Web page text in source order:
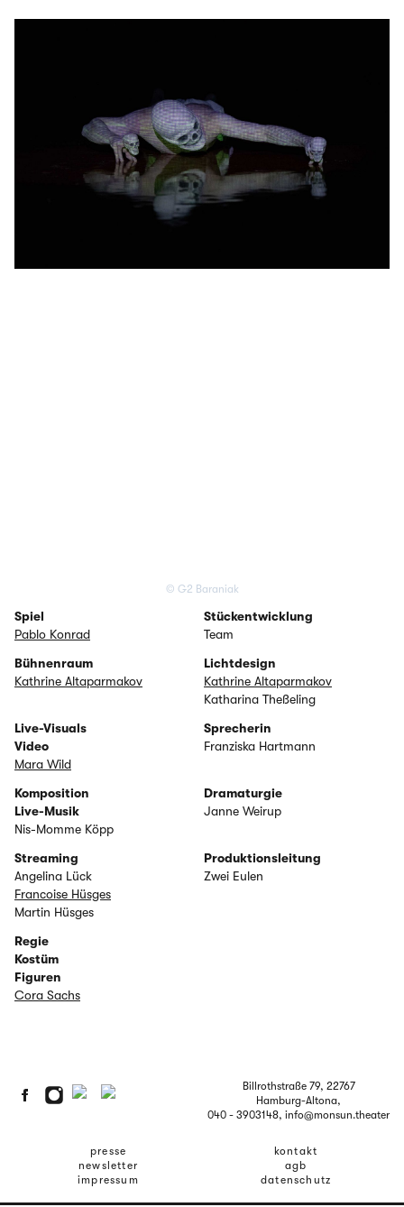
© G2 Baraniak
Spiel
Pablo Konrad
Stückentwicklung
Team
Bühnenraum
Kathrine Altaparmakov
Lichtdesign
Kathrine Altaparmakov
Katharina Theßeling
Live-Visuals
Video
Mara Wild
Sprecherin
Franziska Hartmann
Komposition
Live-Musik
Nis-Momme Köpp
Dramaturgie
Janne Weirup
Streaming
Angelina Lück
Francoise Hüsges
Martin Hüsges
Produktionsleitung
Zwei Eulen
Regie
Kostüm
Figuren
Cora Sachs
Billrothstraße 79, 22767
Hamburg-Altona,
040 - 3903148, info@monsun.theater
presse
kontakt
newsletter
agb
impressum
datenschutz